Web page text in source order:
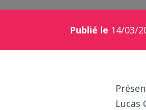
Publié le 14/03/
Lucas